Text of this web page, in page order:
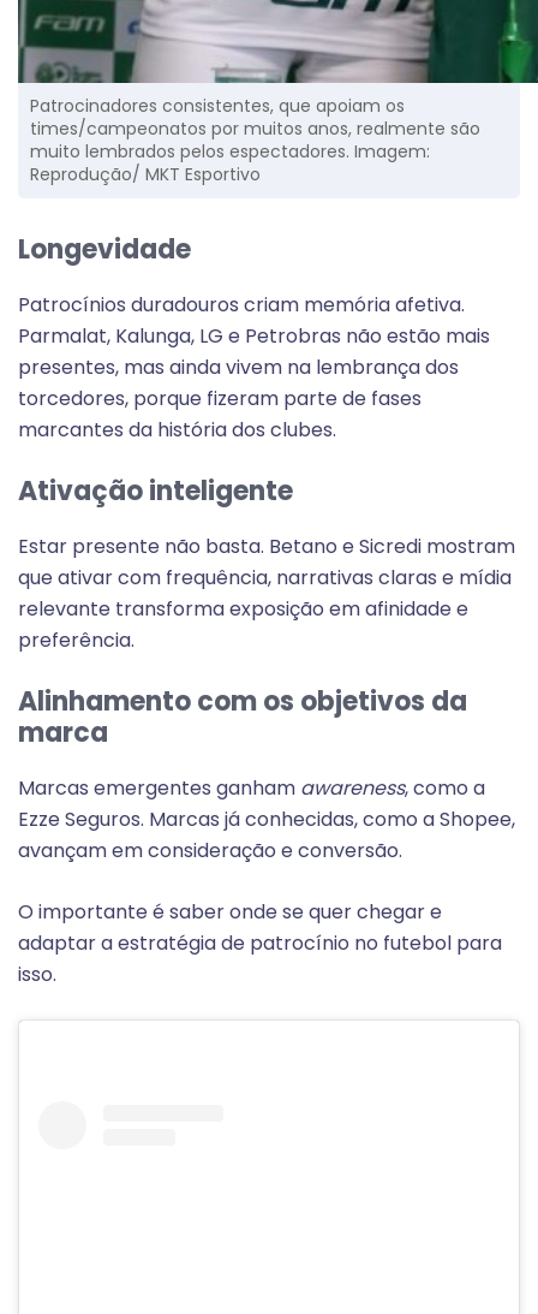
Patrocinadores consistentes, que apoiam os
times/campeonatos por muitos anos, realmente são
muito lembrados pelos espectadores. Imagem:
Reprodução/ MKT Esportivo
Longevidade
Patrocínios duradouros criam memória afetiva.
Parmalat, Kalunga, LG e Petrobras não estão mais
presentes, mas ainda vivem na lembrança dos
torcedores, porque fizeram parte de fases
marcantes da história dos clubes.
Ativação inteligente
Estar presente não basta. Betano e Sicredi mostram
que ativar com frequência, narrativas claras e mídia
relevante transforma exposição em afinidade e
preferência.
Alinhamento com os objetivos da
marca
Marcas emergentes ganham awareness, como a
Ezze Seguros. Marcas já conhecidas, como a Shopee,
avançam em consideração e conversão.
O importante é saber onde se quer chegar e
adaptar a estratégia de patrocínio no futebol para
isso.